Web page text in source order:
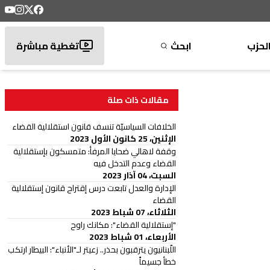
الحزب ابحث تغطية مباشرة
مقالات ذات صلة
الخلافات السياسيّة تنسف قانون استقلالية القضاء
الإثنين، 25 كانون الأول 2023
وقفة لاهالي ضحايا المرفأ: متمسكون بإستقلالية
القضاء وعدم التدخل فيه
السبت، 04 آذار 2023
الإدارة والعدل تابعت درس إقتراح قانون إستقلالية
القضاء
الثلاثاء، 07 شباط 2023
"إستقلالية القضاء": مكانك راوح
الأربعاء، 01 شباط 2023
اللّبنانيون يترقبون بحذر.. زعيتر لـ"الأنباء": البيطار ارتكب
خطأ جسيماً